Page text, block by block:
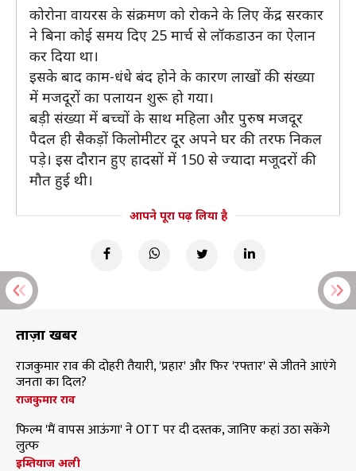
कोरोना वायरस के संक्रमण को रोकने के लिए केंद्र सरकार
ने बिना कोई समय दिए 25 मार्च से लॉकडाउन का ऐलान
कर दिया था।
इसके बाद काम-धंधे बंद होने के कारण लाखों की संख्या
में मजदूरों का पलायन शुरू हो गया।
बड़ी संख्या में बच्चों के साथ महिला औऱ पुरुष मजदूर
पैदल ही सैकड़ों किलोमीटर दूर अपने घर की तरफ निकल
पड़े। इस दौरान हुए हादसों में 150 से ज्यादा मजूदरों की
मौत हुई थी।
आपने पूरा पढ़ लिया है
ताज़ा खबरें
राजकुमार राव की दोहरी तैयारी, 'प्रहार' और फिर 'रफ्तार' से जीतने आएंगे
जनता का दिल?
राजकुमार राव
फिल्म 'मैं वापस आऊंगा' ने OTT पर दी दस्तक, जानिए कहां उठा सकेंगे
लुत्फ
इम्तियाज अली